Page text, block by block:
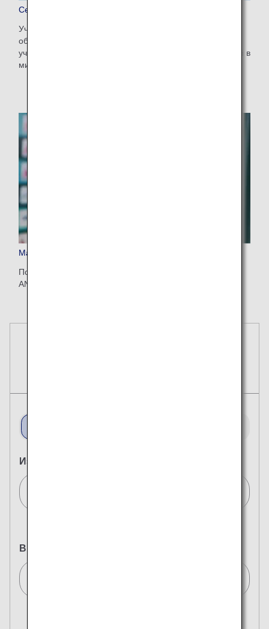
Сеть Star Alliance
Участники ANA Mileage Club могут зарабатывать и
обменивать мили за рейсы любых авиакомпаний-
участниц Star Alliance — крупнейшей сети авиакомпаний в
мире.
Маршруты
Поиск расписания рейсов и городов, обслуживаемых
ANA, онлайн.
Из
В